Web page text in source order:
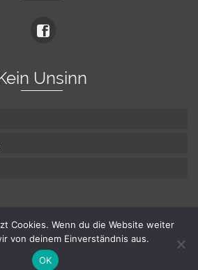
Unsinn
2005
Cookies. Wenn du die Website weiter
von deinem Einverständnis aus.
OK